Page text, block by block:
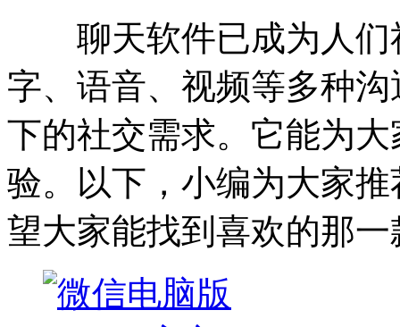
聊天软件已成为人们
字、语音、视频等多种
下的社交需求。它能为
验。以下，小编为大家
望大家能找到喜欢的那一